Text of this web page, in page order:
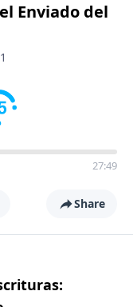
Enviado del
27:49
Share